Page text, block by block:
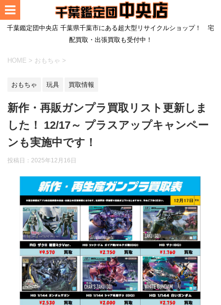
千葉鑑定団中央店 千葉県千葉市にある超大型リサイクルショップ！ 宅
配買取・出張買取も受付中！
HOME > おもちゃ >
おもちゃ 玩具 買取情報
新作・再販ガンプラ買取リスト更新しま
した！ 12/17～ プラスアップキャンペー
ンも実施中です！
投稿日： 2025年12月16日